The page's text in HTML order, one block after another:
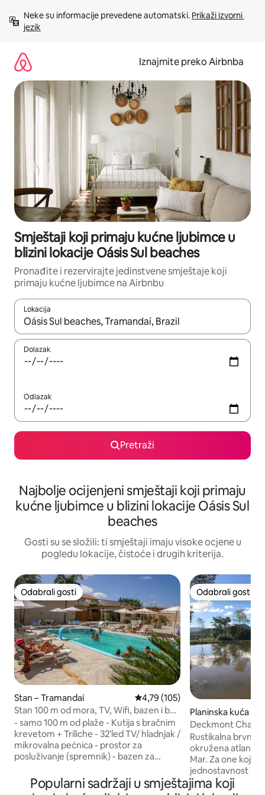
sadržaj
Neke su informacije prevedene automatski. Prikaži izvorni
jezik
Iznajmite preko Airbnba
Smještaji koji primaju kućne ljubimce u
blizini lokacije Oásis Sul beaches
Pronađite i rezervirajte jedinstvene smještaje koji
primaju kućne ljubimce na Airbnbu
Lokacija
Kada budu dostupni rezultati, moći ćete ih pregledati
Dolazak
Odlazak
Pretraži
Najbolje ocijenjeni smještaji koji primaju
kućne ljubimce u blizini lokacije Oásis Sul
beaches
Gosti su se složili: ti smještaji imaju visoke ocjene u
pogledu lokacije, čistoće i drugih kriterija.
Odabrali gosti
Odabrali gosti
Stan – Tramandaí Prosječna ocjena: 4,79/5,
4,79 (105)
Stan 100 m od mora, TV, Wifi, bazen i bar,
Tramandaí
- samo 100 m od plaže - Kutija s bračnim
krevetom + Triliche - 32'led TV/ hladnjak /
mikrovalna pećnica - prostor za
posluživanje (spremnik) - bazen za
grijani vanjski i unutarnji bazen. - 2 spa
centra, jedna p/ 11 osoba zagrijanih
Odabrali gosti
Odabrali gosti
Planinska kuća –
Deckmont Chalet
Rustikalna
okružena
Mar. Za one koji
jednostavnost i
Kuća nudi
Popularni sadržaji u smještajima koji